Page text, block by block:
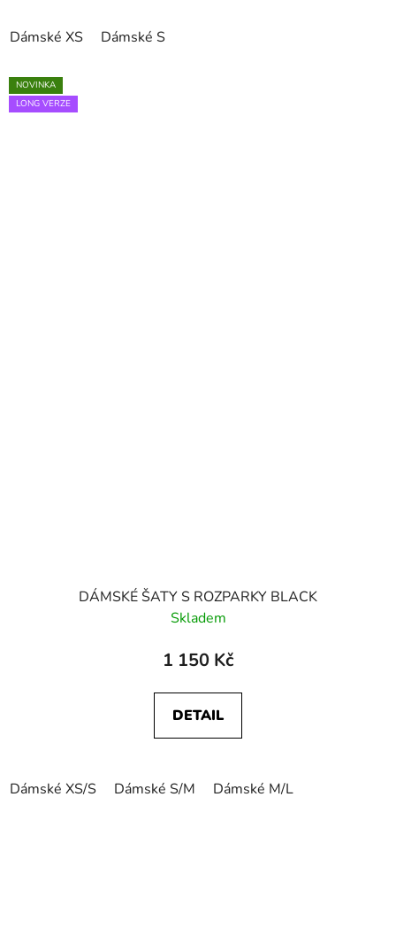
Dámské XS Dámské S
NOVINKA
LONG VERZE
DÁMSKÉ ŠATY S ROZPARKY BLACK
Skladem
1 150 Kč
DETAIL
Dámské XS/S Dámské S/M Dámské M/L